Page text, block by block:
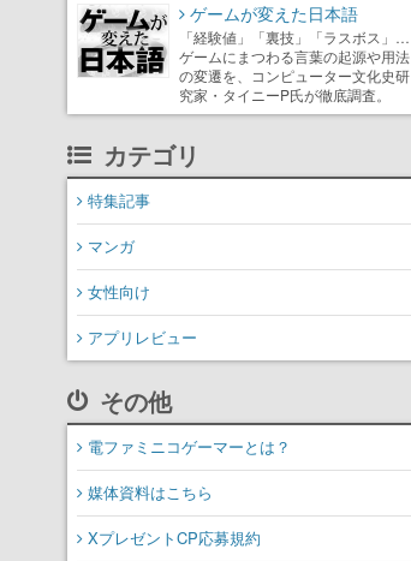
ゲームが変えた日本語
「経験値」「裏技」「ラスボス」…
ゲームにまつわる言葉の起源や用法
の変遷を、コンピューター文化史研
究家・タイニーP氏が徹底調査。
カテゴリ
特集記事
マンガ
女性向け
アプリレビュー
その他
電ファミニコゲーマーとは？
媒体資料はこちら
XプレゼントCP応募規約